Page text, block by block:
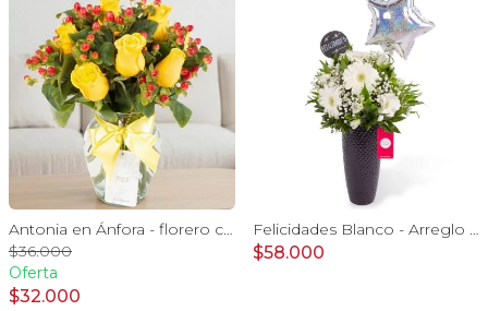
Antonia en Ánfora - florero con 9 rosas amarillo e hypericum
$36.000
Oferta
$32.000
Felicidades Blanco - Arreglo floral con globo, gerberas, astromelias y gypsophilas
$58.000